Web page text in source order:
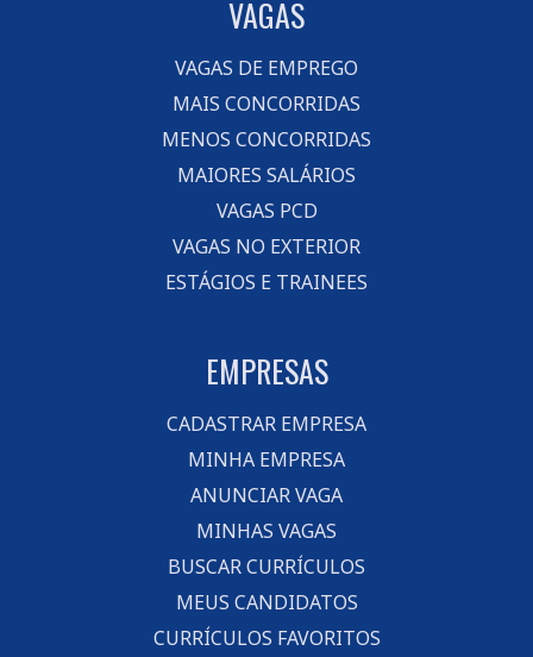
VAGAS
VAGAS DE EMPREGO
MAIS CONCORRIDAS
MENOS CONCORRIDAS
MAIORES SALÁRIOS
VAGAS PCD
VAGAS NO EXTERIOR
ESTÁGIOS E TRAINEES
EMPRESAS
CADASTRAR EMPRESA
MINHA EMPRESA
ANUNCIAR VAGA
MINHAS VAGAS
BUSCAR CURRÍCULOS
MEUS CANDIDATOS
CURRÍCULOS FAVORITOS